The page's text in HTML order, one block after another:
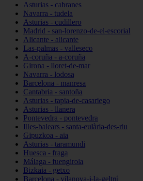
Asturias - cabranes
Navarra - tudela
Asturias - cudillero
Madrid - san-lorenzo-de-el-escorial
Alicante - alicante
Las-palmas - valleseco
A-coruña - a-coruña
Girona - lloret-de-mar
Navarra - lodosa
Barcelona - manresa
Cantabria - santoña
Asturias - tapia-de-casariego
Asturias - llanera
Pontevedra - pontevedra
Illes-balears - santa-eulària-des-riu
Gipuzkoa - aia
Asturias - taramundi
Huesca - fraga
Málaga - fuengirola
Bizkaia - getxo
Barcelona - vilanova-i-la-geltrú